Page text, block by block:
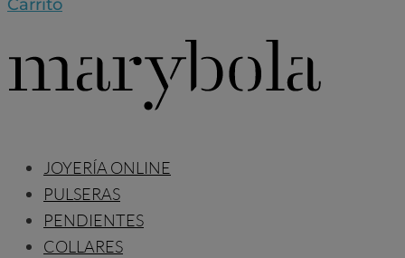
Carrito
JOYERÍA ONLINE
PULSERAS
PENDIENTES
COLLARES